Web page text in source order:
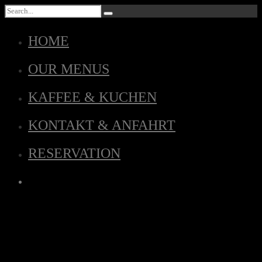
HOME
OUR MENUS
KAFFEE & KUCHEN
KONTAKT & ANFAHRT
RESERVATION